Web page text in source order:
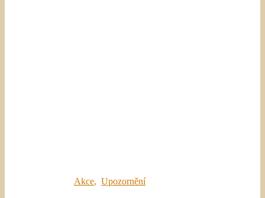
Akce, Upozornění